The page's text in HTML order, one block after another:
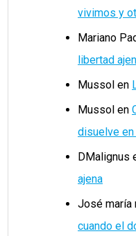
vivimos y
Mariano
libertad
Mussol en
Mussol en
disuelve
DMalignus
ajena
José maría
cuando el